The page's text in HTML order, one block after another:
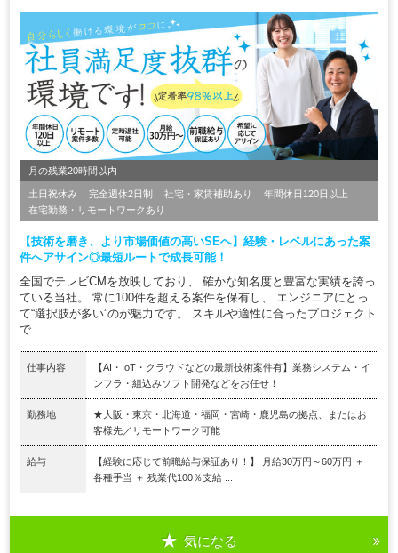
月の残業20時間以内
土日祝休み 完全週休2日制 社宅・家賃補助あり
年間休日120日以上
在宅勤務・リモートワークあり
【技術を磨き、より市場価値の高いSEへ】経験・レベルにあった案
件へアサイン◎最短ルートで成長可能！
全国でテレビCMを放映しており、 確かな知名度と豊富な実績を誇っ
ている当社。 常に100件を超える案件を保有し、 エンジニアにとっ
て“選択肢が多い”のが魅力です。 スキルや適性に合ったプロジェクト
で...
仕事内容
【AI・IoT・クラウドなどの最新技術案件有】業務システム・イ
ンフラ・組込みソフト開発などをお任せ！
勤務地
★大阪・東京・北海道・福岡・宮崎・鹿児島の拠点、またはお
客様先／リモートワーク可能
給与
【経験に応じて前職給与保証あり！】 月給30万円～60万円 ＋
各種手当 ＋ 残業代100％支給 ...
気になる